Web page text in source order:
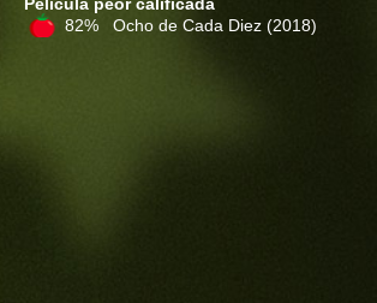
82% Ocho de Cada Diez (2018)